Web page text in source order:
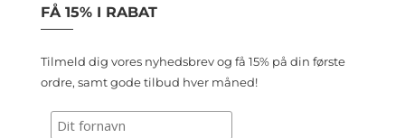
FÅ 15% I RABAT
Tilmeld dig vores nyhedsbrev og få 15% på din første
ordre, samt gode tilbud hver måned!